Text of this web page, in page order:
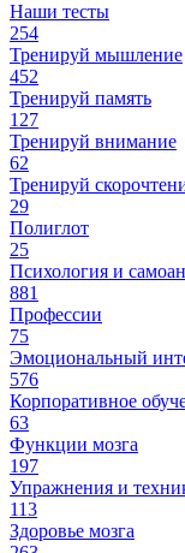
Наши тесты
254
Тренируй мышление
452
Тренируй память
127
Тренируй внимание
62
Тренируй
29
Полиглот
25
Психология и
881
Профессии
75
Эмоциональный
576
Корпоративное
63
Функции мозга
197
Упражнения и
113
Здоровье мозга